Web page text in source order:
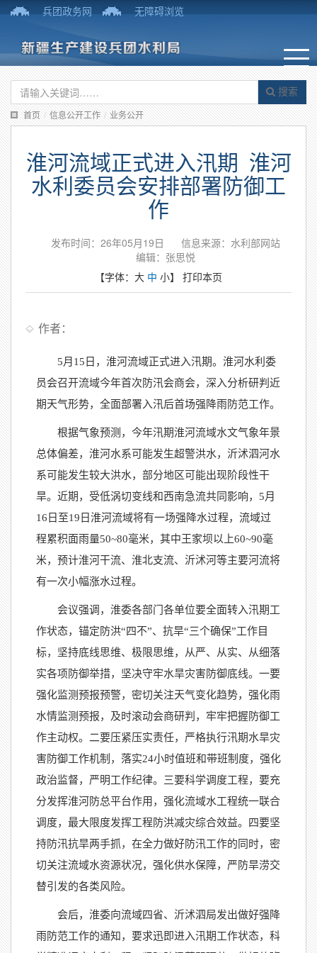
兵团政务网 无障碍浏览
搜索
首页 / 信息公开工作 / 业务公开
淮河流域正式进入汛期 淮河
水利委员会安排部署防御工
作
发布时间：26年05月19日
信息来源：水利部网站
编辑：张思悦
【字体： 大 中 小】 打印本页
作者：
5月15日，淮河流域正式进入汛期。淮河水利委
员会召开流域今年首次防汛会商会，深入分析研判近
期天气形势，全面部署入汛后首场强降雨防范工作。
根据气象预测，今年汛期淮河流域水文气象年景
总体偏差，淮河水系可能发生超警洪水，沂沭泗河水
系可能发生较大洪水，部分地区可能出现阶段性干
旱。近期，受低涡切变线和西南急流共同影响，5月
16日至19日淮河流域将有一场强降水过程，流域过
程累积面雨量50~80毫米，其中王家坝以上60~90毫
米，预计淮河干流、淮北支流、沂沭河等主要河流将
有一次小幅涨水过程。
会议强调，淮委各部门各单位要全面转入汛期工
作状态，锚定防洪“四不”、抗旱“三个确保”工作目
标，坚持底线思维、极限思维，从严、从实、从细落
实各项防御举措，坚决守牢水旱灾害防御底线。一要
强化监测预报预警，密切关注天气变化趋势，强化雨
水情监测预报，及时滚动会商研判，牢牢把握防御工
作主动权。二要压紧压实责任，严格执行汛期水旱灾
害防御工作机制，落实24小时值班和带班制度，强化
政治监督，严明工作纪律。三要科学调度工程，要充
分发挥淮河防总平台作用，强化流域水工程统一联合
调度，最大限度发挥工程防洪减灾综合效益。四要坚
持防汛抗旱两手抓，在全力做好防汛工作的同时，密
切关注流域水资源状况，强化供水保障，严防旱涝交
替引发的各类风险。
会后，淮委向流域四省、沂沭泗局发出做好强降
雨防范工作的通知，要求迅即进入汛期工作状态，科